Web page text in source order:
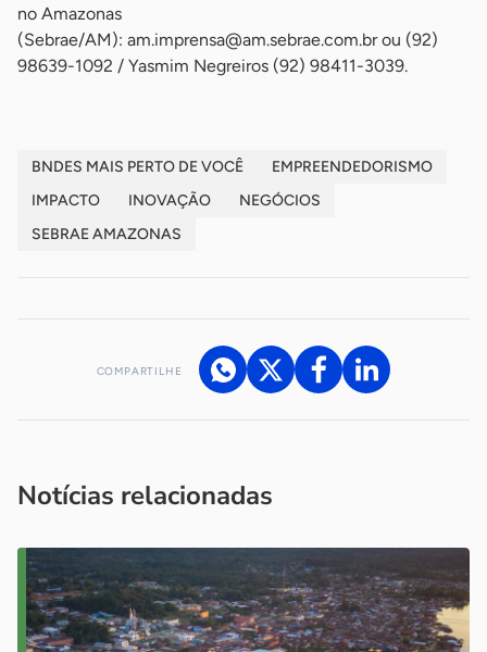
no Amazonas
(Sebrae/AM): am.imprensa@am.sebrae.com.brou (92)
98639-1092 / Yasmim Negreiros (92) 98411-3039.
BNDES MAIS PERTO DE VOCÊ
EMPREENDEDORISMO
IMPACTO
INOVAÇÃO
NEGÓCIOS
SEBRAE AMAZONAS
COMPARTILHE
Notícias relacionadas